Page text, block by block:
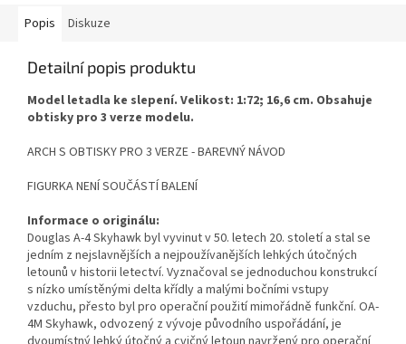
Popis Diskuze
Detailní popis produktu
Model letadla ke slepení. Velikost: 1:72; 16,6 cm. Obsahuje
obtisky pro 3 verze modelu.
ARCH S OBTISKY PRO 3 VERZE - BAREVNÝ NÁVOD
FIGURKA NENÍ SOUČÁSTÍ BALENÍ
Informace o originálu:
Douglas A-4 Skyhawk byl vyvinut v 50. letech 20. století a stal se
jedním z nejslavnějších a nejpoužívanějších lehkých útočných
letounů v historii letectví. Vyznačoval se jednoduchou konstrukcí
s nízko umístěnými delta křídly a malými bočními vstupy
vzduchu, přesto byl pro operační použití mimořádně funkční. OA-
4M Skyhawk, odvozený z vývoje původního uspořádání, je